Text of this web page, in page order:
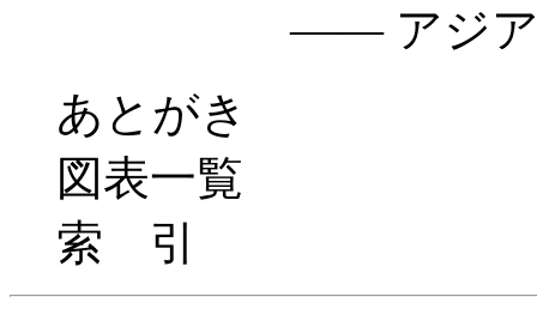
—— アジア経済
あとがき
図表一覧
索 引